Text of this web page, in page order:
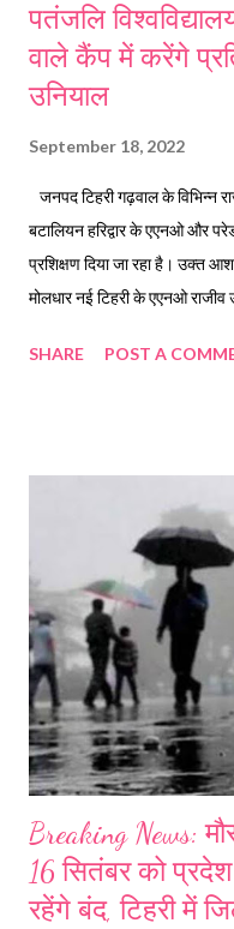
पतंजलि
वाले कैंप में करेंगे
उनियाल
September 18, 2022
जनपद टिहरी गढ़वाल के विभिन्न
बटालियन हरिद्वार के एएनओ और
प्रशिक्षण दिया जा रहा है। उक्त
मोलधार नई टिहरी के एएनओ
हेडक्वार्टर द्वारा आवंटित संख्या के
इसी के तहत नई टिहरी स्थित
एएनओ राजीव उनियाल और परेड
से परिचय करवाते हुई मैप रीडिंग,
विभिन...
SHARE POST A
Breaking News:
16 सितंबर को
रहेंगे बंद, टिहरी में